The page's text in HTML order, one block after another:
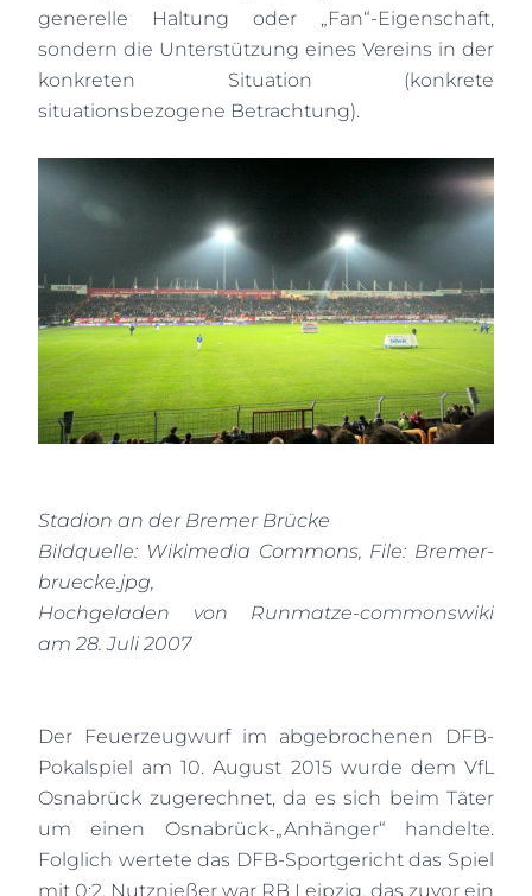
generelle Haltung oder „Fan“-Eigenschaft,
sondern die Unterstützung eines Vereins in der
konkreten Situation (konkrete
situationsbezogene Betrachtung).
Stadion an der Bremer Brücke
Bildquelle: Wikimedia Commons, File: Bremer-
bruecke.jpg,
Hochgeladen von Runmatze-commonswiki
am 28. Juli 2007
Der Feuerzeugwurf im abgebrochenen DFB-
Pokalspiel am 10. August 2015 wurde dem VfL
Osnabrück zugerechnet, da es sich beim Täter
um einen Osnabrück-„Anhänger“ handelte.
Folglich wertete das DFB-Sportgericht das Spiel
mit 0:2. Nutznießer war RB Leipzig, das zuvor ein